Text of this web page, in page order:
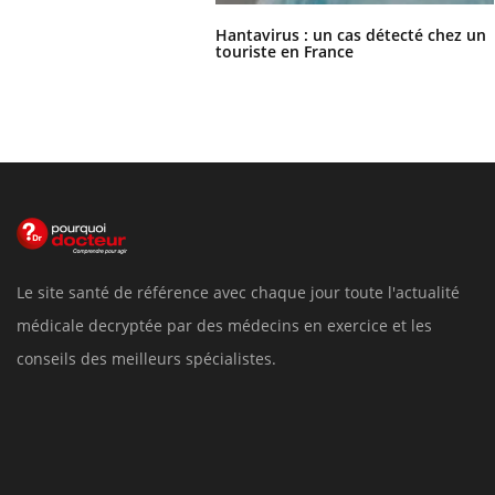
Hantavirus : un cas détecté chez un
touriste en France
Le site santé de référence avec chaque jour toute l'actualité
médicale decryptée par des médecins en exercice et les
conseils des meilleurs spécialistes.